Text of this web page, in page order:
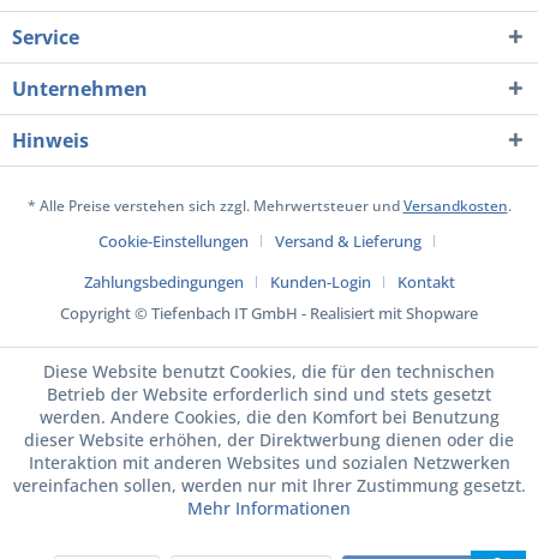
Service
Unternehmen
Hinweis
* Alle Preise verstehen sich zzgl. Mehrwertsteuer undVersandkosten.
Cookie-Einstellungen
Versand & Lieferung
Zahlungsbedingungen
Kunden-Login
Kontakt
Copyright © Tiefenbach IT GmbH - Realisiert mit Shopware
Diese Website benutzt Cookies, die für den technischen
Betrieb der Website erforderlich sind und stets gesetzt
werden. Andere Cookies, die den Komfort bei Benutzung
dieser Website erhöhen, der Direktwerbung dienen oder die
Interaktion mit anderen Websites und sozialen Netzwerken
vereinfachen sollen, werden nur mit Ihrer Zustimmung gesetzt.
Mehr Informationen